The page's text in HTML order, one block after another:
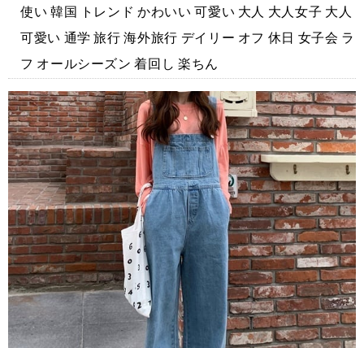
使い 韓国 トレンド かわいい 可愛い 大人 大人女子 大人
可愛い 通学 旅行 海外旅行 デイリー オフ 休日 女子会 ラ
フ オールシーズン 着回し 楽ちん